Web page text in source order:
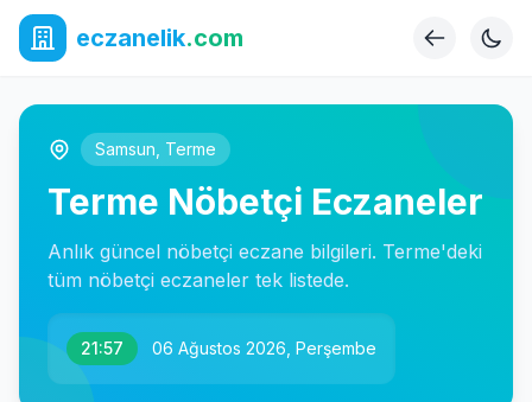
eczanelik.com
Samsun Terme
Terme Nöbetçi Eczaneler
Anlık güncel nöbetçi eczane bilgileri. Terme'deki
tüm nöbetçi eczaneler tek listede.
21:57 06 Ağustos 2026, Perşembe